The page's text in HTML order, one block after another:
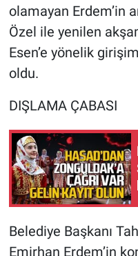
olamayan Erdem’in
Özel ile yenilen
Esen’e yönelik
oldu.
DIŞLAMA ÇABASI
Belediye Başkanı
Emirhan Erdem’in